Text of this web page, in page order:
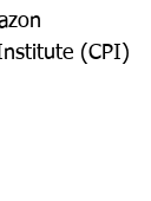
(CPI)